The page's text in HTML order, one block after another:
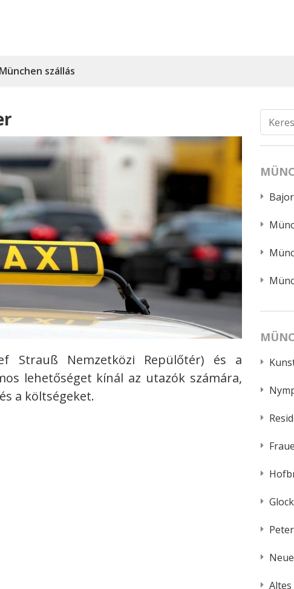
München szállás
Strauß Nemzetközi Repülőtér) és a
lehetőséget kínál az utazók számára,
a költségeket.
Altes